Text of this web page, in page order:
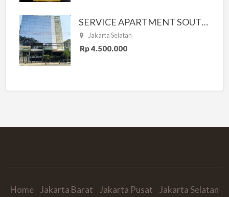
SERVICE APARTMENT SOUTH RESIDENCE
Jakarta Selatan
Rp 4.500.000
Home Jakarta Barat Jakarta Pusat Jakarta Selatan